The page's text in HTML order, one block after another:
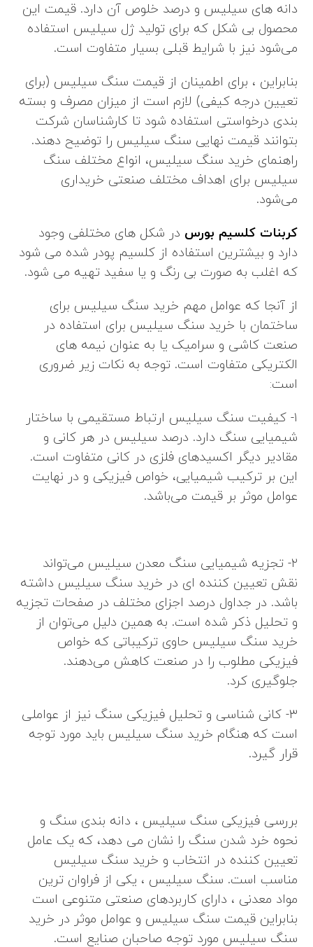
دانه های سیلیس و درصد خلوص آن دارد. قیمت این
محصول بی شکل که برای تولید ژل سیلیس استفاده
می‌شود نیز با شرایط قبلی بسیار متفاوت است.
بنابراین ، برای اطمینان از قیمت سنگ سیلیس (برای
تعیین درجه کیفی) لازم است از میزان مصرف و بسته
بندی درخواستی استفاده شود تا کارشناسان شرکت
بتوانند قیمت نهایی سنگ سیلیس را توضیح دهند.
راهنمای خرید سنگ سیلیس، انواع مختلف سنگ
سیلیس برای اهداف مختلف صنعتی خریداری
می‌شود.
کربنات کلسیم بورس در شکل های مختلفی وجود
دارد و بیشترین استفاده از کلسیم پودر شده می شود
که اغلب به صورت بی رنگ و یا سفید تهیه می شود.
از آنجا که عوامل مهم خرید سنگ سیلیس برای
ساختمان با خرید سنگ سیلیس برای استفاده در
صنعت کاشی و سرامیک یا به عنوان نیمه های
الکتریکی متفاوت است. توجه به نکات زیر ضروری
است:
۱- کیفیت سنگ سیلیس ارتباط مستقیمی با ساختار
شیمیایی سنگ دارد. درصد سیلیس در هر کانی و
مقادیر دیگر اکسیدهای فلزی در کانی متفاوت است.
این بر ترکیب شیمیایی، خواص فیزیکی و در نهایت
عوامل موثر بر قیمت می‌باشد.
۲- تجزیه شیمیایی سنگ معدن سیلیس می‌تواند
نقش تعیین کننده ای در خرید سنگ سیلیس داشته
باشد. در جداول درصد اجزای مختلف در صفحات تجزیه
و تحلیل ذکر شده است. به همین دلیل می‌توان از
خرید سنگ سیلیس حاوی ترکیباتی که خواص
فیزیکی مطلوب را در صنعت کاهش می‌دهند.
جلوگیری کرد.
۳- کانی شناسی و تحلیل فیزیکی سنگ نیز از عواملی
است که هنگام خرید سنگ سیلیس باید مورد توجه
قرار گیرد.
بررسی فیزیکی سنگ سیلیس ، دانه بندی سنگ و
نحوه خرد شدن سنگ را نشان می دهد، که یک عامل
تعیین کننده در انتخاب و خرید سنگ سیلیس
مناسب است. سنگ سیلیس ، یکی از فراوان ترین
مواد معدنی ، دارای کاربردهای صنعتی متنوعی است
بنابراین قیمت سنگ سیلیس و عوامل موثر در خرید
سنگ سیلیس مورد توجه صاحبان صنایع است.